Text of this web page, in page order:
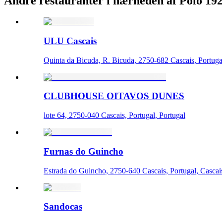
ULU Cascais
Quinta da Bicuda, R. Bicuda, 2750-682 Cascais,
CLUBHOUSE OITAVOS DUNES
lote 64, 2750-040 Cascais, Portugal, Portugal
Furnas do Guincho
Estrada do Guincho, 2750-640 Cascais, Portugal,
Sandocas